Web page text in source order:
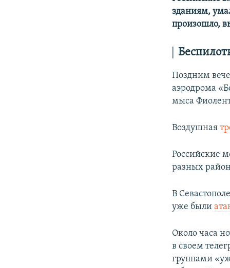
зданиям,
произошло,
Поздним
аэродрома
мыса
Воздушная
Российские
разных
В
уже были
Около часа
в своем
группами